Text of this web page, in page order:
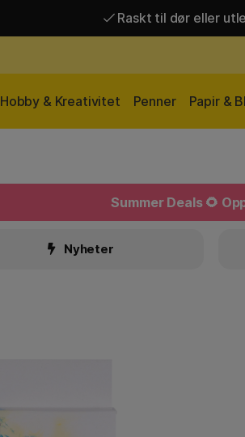
Raskt til dør eller
Hobby & Kreativitet Penner Papir &
Summer Deals 🌻
Nyheter